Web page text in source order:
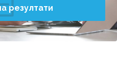
резултати